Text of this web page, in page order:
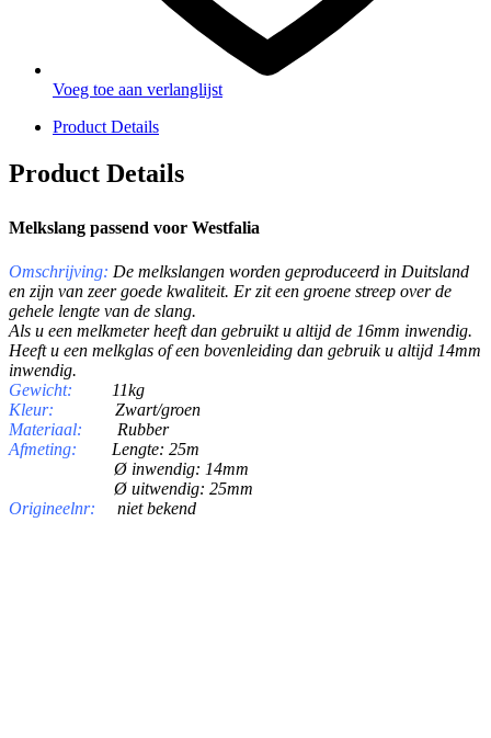
Voeg toe aan verlanglijst
Product Details
Product Details
Melkslang passend voor Westfalia
Omschrijving: De melkslangen worden geproduceerd in Duitsland
en zijn van zeer goede kwaliteit. Er zit een groene streep over de
gehele lengte van de slang.
Als u een melkmeter heeft dan gebruikt u altijd de 16mm inwendig.
Heeft u een melkglas of een bovenleiding dan gebruik u altijd 14mm
inwendig.
Gewicht: 11kg
Kleur: Zwart/groen
Materiaal: Rubber
Afmeting:
Lengte: 25m
Ø inwendig: 14mm
Ø uitwendig: 25mm
Origineelnr:
niet bekend